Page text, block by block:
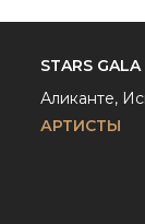
STARS GALA
Аликанте,
АРТИСТЫ